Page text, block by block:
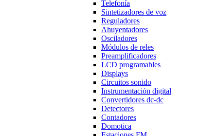
Telefonía
Sintetizadores de voz
Reguladores
Ahuyentadores
Osciladores
Módulos de reles
Preamplificadores
LCD programables
Displays
Circuitos sonido
Instrumentación digital
Convertidores dc-dc
Detectores
Contadores
Domotica